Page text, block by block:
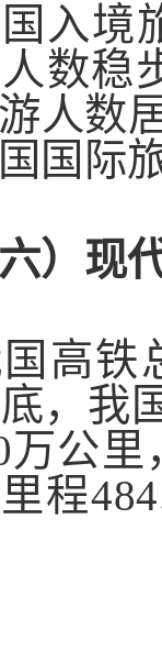
境旅
数稳
人数
国际
现代
铁总
，我
万公里
程